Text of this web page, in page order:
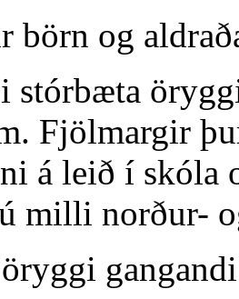
og
stórbæta
Fjölmargir
á leið í
milli norður-